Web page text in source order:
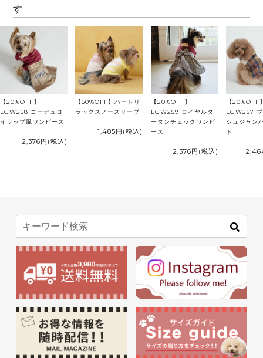
す
【20%OFF】
LGW258 コーデュロ
イラップ風ワンピース
2,376円 (税込)
【50%OFF】ハートリ
ラックスノースリーブ
1,485円 (税込)
【20%OFF】
LGW259 ロイヤルタ
ータンチェックワンピ
ース
2,376円 (税込)
【20%OFF
LGW257
シュジャン
ト